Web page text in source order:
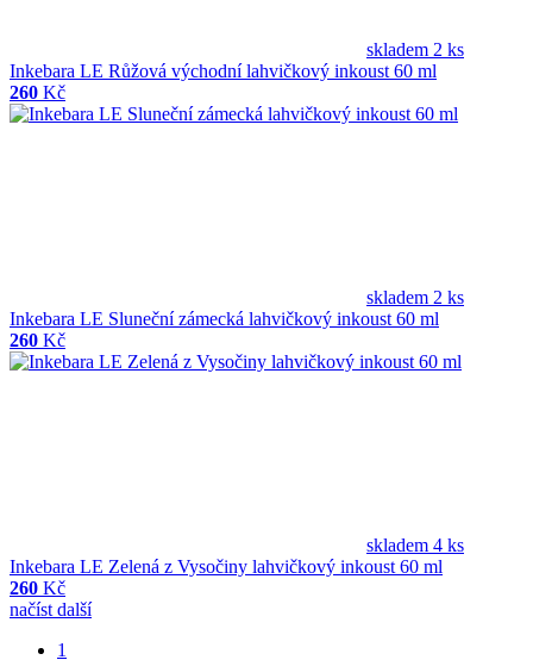
skladem 2 ks
Inkebara LE Růžová východní lahvičkový inkoust 60 ml
260 Kč
skladem 2 ks
Inkebara LE Sluneční zámecká lahvičkový inkoust 60 ml
260 Kč
skladem 4 ks
Inkebara LE Zelená z Vysočiny lahvičkový inkoust 60 ml
260 Kč
načíst další
1